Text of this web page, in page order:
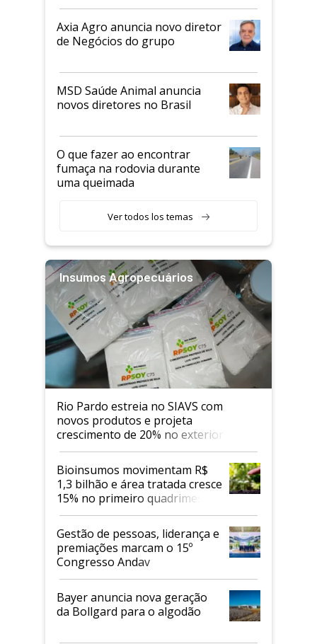
Axia Agro anuncia novo diretor
de Negócios do grupo
MSD Saúde Animal anuncia
novos diretores no Brasil
O que fazer ao encontrar
fumaça na rodovia durante
uma queimada
Ver todos los temas
Insumos Agropecuários
Rio Pardo estreia no SIAVS com
novos produtos e projeta
crescimento de 20% no exterior
Bioinsumos movimentam R$
1,3 bilhão e área tratada cresce
15% no primeiro quadrimestre
de 2026
Gestão de pessoas, liderança e
premiações marcam o 15º
Congresso Andav
Bayer anuncia nova geração
da Bollgard para o algodão